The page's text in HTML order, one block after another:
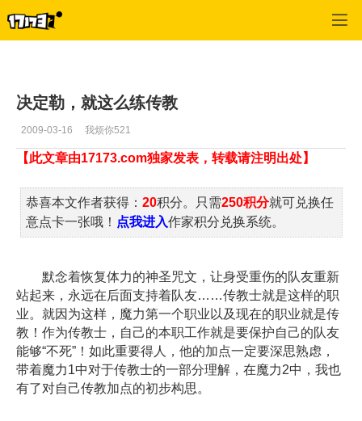
决定勒，就这么练传教
2009-03-16 我烦你521
【此文章由17173.com独家发表，转载请注明出处】
恭喜本文作者获得： 20积分。只需250积分就可兑换任
意点卡一张哦！ 点我进入作家积分兑换系统。
默念着恢复体力的神圣咒文，让身受重伤的队友重新
站起来，永远在后面支持着队友……传教士就是这样的职
业。就因为这样，魔力第一个职业以及现在的职业就是传
教！作为传教士，自己的本职工作就是要保护自己的队友
能够“不死”！如此重要得人，他的加点一定要深思熟虑，
带着魔力1中对于传教士的一部分理解，在魔力2中，我也
有了对自己传教加点的初步构思。